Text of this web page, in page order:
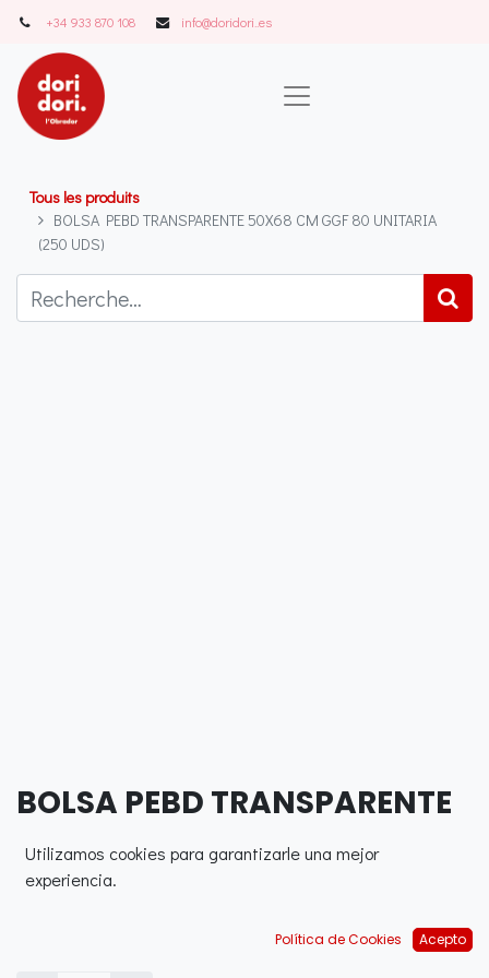
+34 933 870 108 info@doridori..es
Tous les produits
BOLSA PEBD TRANSPARENTE 50X68 CM GGF 80 UNITARIA
(250 UDS)
BOLSA PEBD TRANSPARENTE
50X68 CM GGF 80 UNITARIA
(250 UDS)
Utilizamos cookies para garantizarle una mejor
experiencia.
Política de Cookies Acepto